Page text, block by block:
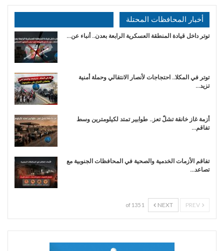
أخبار المحافظات المحتلة
توتر داخل قيادة المنطقة العسكرية الرابعة بعدن.. أنباء عن…
توتر في المكلا.. احتجاجات لأنصار الانتقالي وحملة أمنية
تزيد…
أزمة غاز خانقة تشلّ تعز.. طوابير تمتد لكيلومترين وسط
تفاقم…
تفاقم الأزمات الخدمية والصحية في المحافظات الجنوبية مع
تصاعد…
NEXT
1 of 135